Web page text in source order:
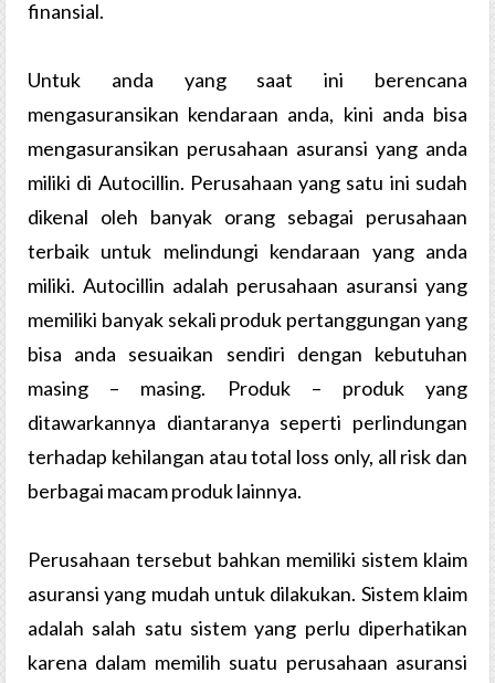
finansial.
Untuk anda yang saat ini berencana
mengasuransikan kendaraan anda, kini anda bisa
mengasuransikan perusahaan asuransi yang anda
miliki di Autocillin. Perusahaan yang satu ini sudah
dikenal oleh banyak orang sebagai perusahaan
terbaik untuk melindungi kendaraan yang anda
miliki. Autocillin adalah perusahaan asuransi yang
memiliki banyak sekali produk pertanggungan yang
bisa anda sesuaikan sendiri dengan kebutuhan
masing – masing. Produk – produk yang
ditawarkannya diantaranya seperti perlindungan
terhadap kehilangan atau total loss only, all risk dan
berbagai macam produk lainnya.
Perusahaan tersebut bahkan memiliki sistem klaim
asuransi yang mudah untuk dilakukan. Sistem klaim
adalah salah satu sistem yang perlu diperhatikan
karena dalam memilih suatu perusahaan asuransi